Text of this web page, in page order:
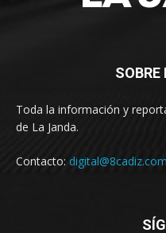
SOBRE
Toda la información y
de La Janda.
Contacto: